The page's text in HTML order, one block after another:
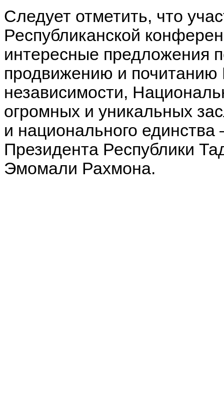
Следует отметить, что
Республиканской
интересные предложения
продвижению и почитанию
независимости,
огромных и уникальных
и национального
Президента Республики
Эмомали Рахмона.